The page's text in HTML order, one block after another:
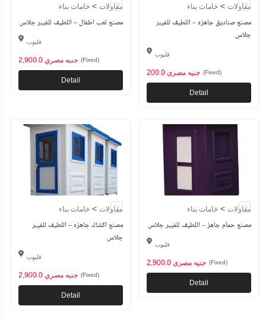
مقاولات > خامات بناء
مصنع لعب اطفال – اللطيف للفيبر جلاس
قليوب
2,900.0 جنيه مصري (Fixed)
Detail
مقاولات > خامات بناء
مصنع صناديق جاهزه – اللطيف للفيبر
جلاس
قليوب
200.0 جنيه مصري (Fixed)
Detail
مقاولات > خامات بناء
مصنع اكشاك جاهزه – اللطيف للفيبر
جلاس
قليوب
2,900.0 جنيه مصري (Fixed)
Detail
مقاولات > خامات بناء
مصنع حمام جاهز – اللطيف للفيبر جلاس
قليوب
2,900.0 جنيه مصري (Fixed)
Detail